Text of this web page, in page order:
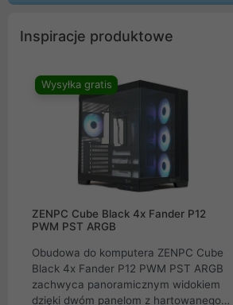
Inspiracje produktowe
Wysyłka gratis
ZENPC Cube Black 4x Fander P12
PWM PST ARGB
Obudowa do komputera ZENPC Cube
Black 4x Fander P12 PWM PST ARGB
zachwyca panoramicznym widokiem
dzięki dwóm panelom z hartowanego